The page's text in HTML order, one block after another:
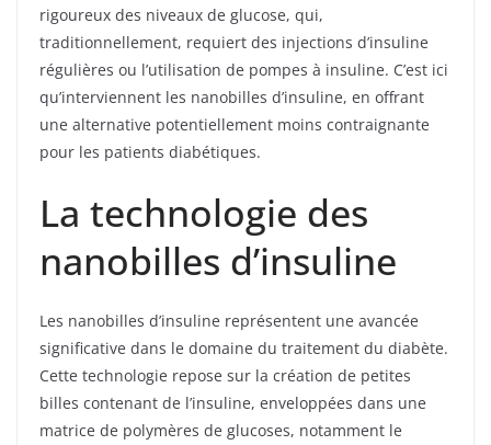
rigoureux des niveaux de glucose, qui,
traditionnellement, requiert des injections d’insuline
régulières ou l’utilisation de pompes à insuline. C’est ici
qu’interviennent les nanobilles d’insuline, en offrant
une alternative potentiellement moins contraignante
pour les patients diabétiques.
La technologie des
nanobilles d’insuline
Les nanobilles d’insuline représentent une avancée
significative dans le domaine du traitement du diabète.
Cette technologie repose sur la création de petites
billes contenant de l’insuline, enveloppées dans une
matrice de polymères de glucoses, notamment le